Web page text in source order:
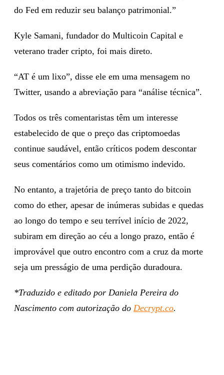
do Fed em reduzir seu balanço patrimonial.”
Kyle Samani, fundador do Multicoin Capital e
veterano trader cripto, foi mais direto.
“AT é um lixo”, disse ele em uma mensagem no
Twitter, usando a abreviação para “análise técnica”.
Todos os três comentaristas têm um interesse
estabelecido de que o preço das criptomoedas
continue saudável, então críticos podem descontar
seus comentários como um otimismo indevido.
No entanto, a trajetória de preço tanto do bitcoin
como do ether, apesar de inúmeras subidas e quedas
ao longo do tempo e seu terrível início de 2022,
subiram em direção ao céu a longo prazo, então é
improvável que outro encontro com a cruz da morte
seja um presságio de uma perdição duradoura.
*Traduzido e editado por Daniela Pereira do
Nascimento com autorização do Decrypt.co.